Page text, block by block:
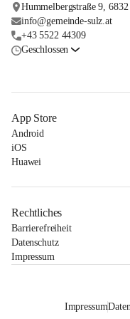
Hummelbergstraße 9,
info@gemeinde-sulz.at
+43 5522 44309
Geschlossen
App Store
Android
iOS
Huawei
Rechtliches
Barrierefreiheit
Datenschutz
Impressum
Impressum